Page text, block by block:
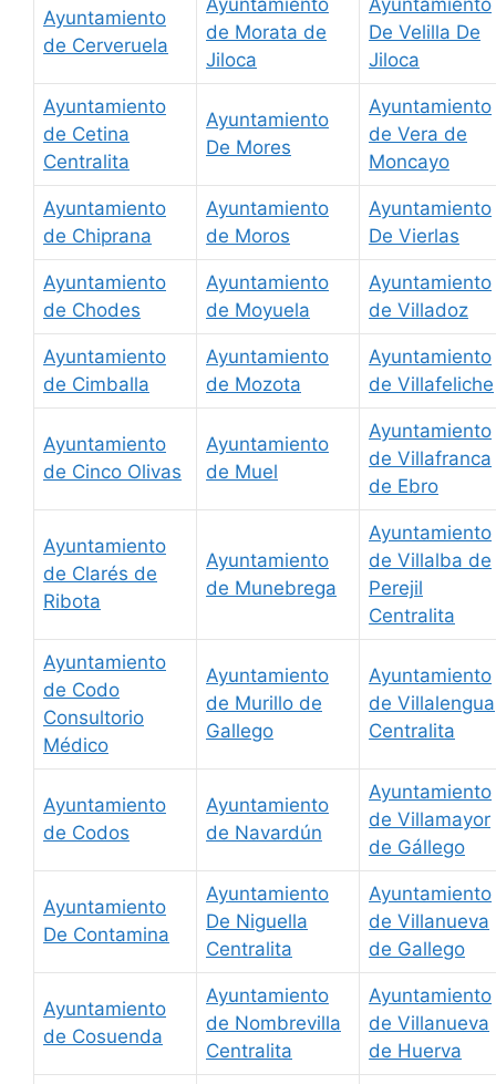
Ayuntamiento
de Cerveruela
de Morata de
Jiloca
De Velilla De
Jiloca
Ayuntamiento
de Cetina
Centralita
Ayuntamiento
De Mores
Ayuntamiento
de Vera de
Moncayo
Ayuntamiento
de Chiprana
Ayuntamiento
de Moros
Ayuntamiento
De Vierlas
Ayuntamiento
de Chodes
Ayuntamiento
de Moyuela
Ayuntamiento
de Villadoz
Ayuntamiento
de Cimballa
Ayuntamiento
de Mozota
Ayuntamiento
de Villafeliche
Ayuntamiento
de Cinco Olivas
Ayuntamiento
de Muel
Ayuntamiento
de Villafranca
de Ebro
Ayuntamiento
de Clarés de
Ribota
Ayuntamiento
de Munebrega
Ayuntamiento
de Villalba de
Perejil
Centralita
Ayuntamiento
de Codo
Consultorio
Médico
Ayuntamiento
de Murillo de
Gallego
Ayuntamiento
de Villalengua
Centralita
Ayuntamiento
de Codos
Ayuntamiento
de Navardún
Ayuntamiento
de Villamayor
de Gállego
Ayuntamiento
De Contamina
Ayuntamiento
De Niguella
Centralita
Ayuntamiento
de Villanueva
de Gallego
Ayuntamiento
de Cosuenda
Ayuntamiento
de Nombrevilla
Centralita
Ayuntamiento
de Villanueva
de Huerva